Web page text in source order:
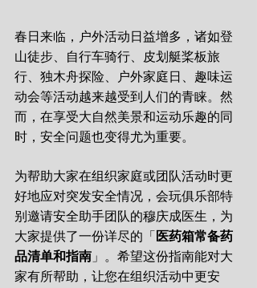
春日来临，户外活动日益增多，诸如登
山徒步、自行车骑行、皮划艇桨板旅
行、独木舟探险、户外家庭日、趣味运
动会等活动越来越受到人们的青睐。然
而，在享受大自然美景和运动乐趣的同
时，安全问题也变得尤为重要。
为帮助大家在组织家庭或团队活动时更
好地应对突发安全情况，会玩俱乐部特
别邀请安全助手团队的穆庆成医生，为
大家提供了一份详尽的「 医药箱常备药
品清单和指南 」。希望这份指南能对大
家有所帮助，让您在组织活动中更安